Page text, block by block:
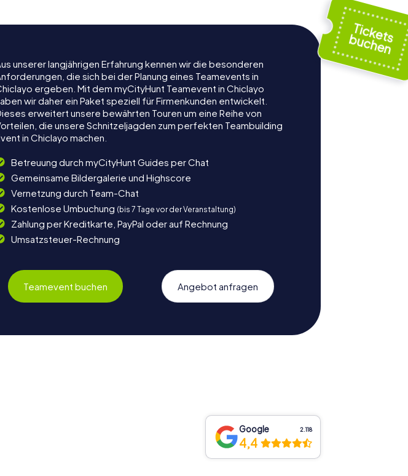
unserer langjährigen Erfahrung kennen wir die besonderen
die sich bei der Planung eines Teamevents in
ergeben. Mit dem myCityHunt Teamevent in Chiclayo
wir daher ein Paket speziell für Firmenkunden entwickelt.
erweitert unsere bewährten Touren um eine Reihe von
die unsere Schnitzeljagden zum perfekten Teambuilding
in Chiclayo machen.
Betreuung durch myCityHunt Guides per Chat
Gemeinsame Bildergalerie und Highscore
Vernetzung durch Team-Chat
Kostenlose Umbuchung (bis 7 Tage vor der Veranstaltung)
Zahlung per Kreditkarte, PayPal oder auf Rechnung
Umsatzsteuer-Rechnung
Teamevent buchen Angebot anfragen
Google 2.118
4,4